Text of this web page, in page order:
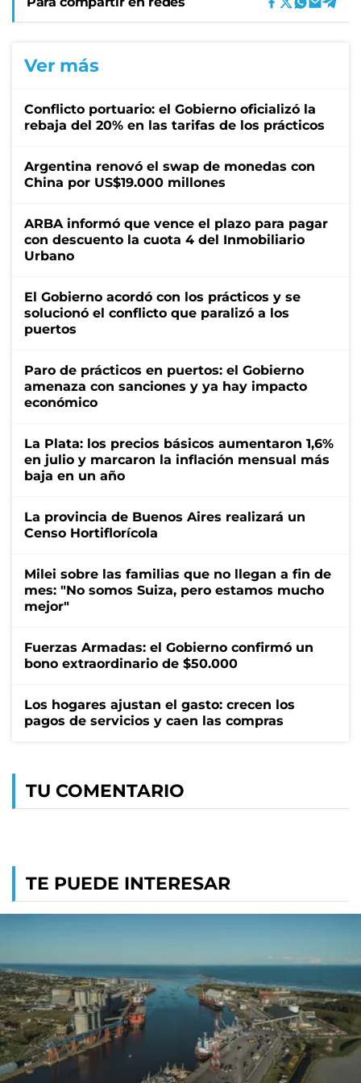
Ver más
Conflicto portuario: el Gobierno oficializó la
rebaja del 20% en las tarifas de los prácticos
Argentina renovó el swap de monedas con
China por US$19.000 millones
ARBA informó que vence el plazo para pagar
con descuento la cuota 4 del Inmobiliario
Urbano
El Gobierno acordó con los prácticos y se
solucionó el conflicto que paralizó a los
puertos
Paro de prácticos en puertos: el Gobierno
amenaza con sanciones y ya hay impacto
económico
La Plata: los precios básicos aumentaron 1,6%
en julio y marcaron la inflación mensual más
baja en un año
La provincia de Buenos Aires realizará un
Censo Hortiflorícola
Milei sobre las familias que no llegan a fin de
mes: "No somos Suiza, pero estamos mucho
mejor"
Fuerzas Armadas: el Gobierno confirmó un
bono extraordinario de $50.000
Los hogares ajustan el gasto: crecen los
pagos de servicios y caen las compras
TU COMENTARIO
TE PUEDE INTERESAR